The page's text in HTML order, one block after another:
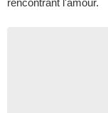
rencontrant l'amour.